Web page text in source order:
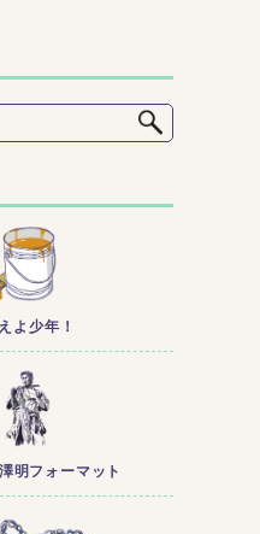
よ少年！
明フォーマット